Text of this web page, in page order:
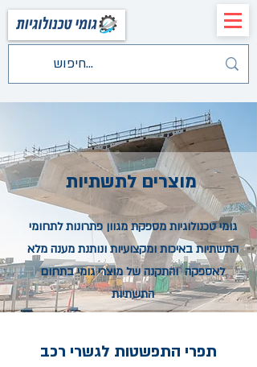
מוצרים לתשתיות
גומי טכנולוגיות מספקת מגוון פתרונות לתחומי
התשתיות באיכות ומקצועיות ונותנת מענה מלא
לאספקה והתקנה של מוצרי גומי בתחום
התשתיות
תפרי התפשטות לגשרי רכב